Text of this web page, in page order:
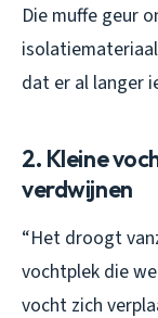
Die muffe geur
dat er al langer
2. Kleine
verdwijnen
“Het droogt
vochtplek die
vocht zich